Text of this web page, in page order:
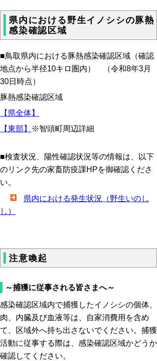
県内における野生イノシシの豚熱
感染確認区域
■鳥取県内における豚熱感染確認区域（確認
地点から半径10キロ圏内） （令和8年3月
30日時点）
豚熱感染確認区域
【県全体】
【東部】
※智頭町周辺詳細
■検査状況、陽性確認状況等の情報は、以下
のリンク先の家畜防疫課HPを御確認くださ
い。
県内における発生状況（野生いのし
し）
注意喚起
～捕獲に従事される皆さまへ～
感染確認区域内で捕獲したイノシシの個体、
肉、内臓及び血液等は、自家消費用を含め
て、区域外へ持ち出さないでください。捕獲
活動に従事する際は、感染確認区域かどうか
確認してください。